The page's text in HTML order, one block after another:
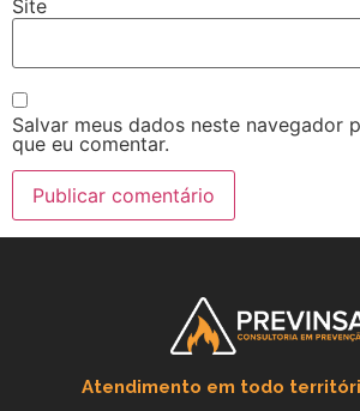
Site
Salvar meus dados neste navegador
que eu comentar.
Atendimento em todo